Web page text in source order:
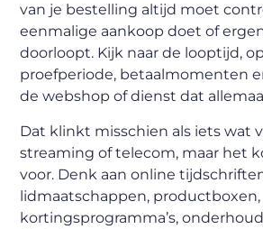
van je bestelling altijd moet
eenmalige aankoop doet of
doorloopt. Kijk naar de looptijd,
proefperiode, betaalmomenten
de webshop of dienst dat
Dat klinkt misschien als iets wat
streaming of telecom, maar het
voor. Denk aan online
lidmaatschappen, productboxen,
kortingsprogramma’s,